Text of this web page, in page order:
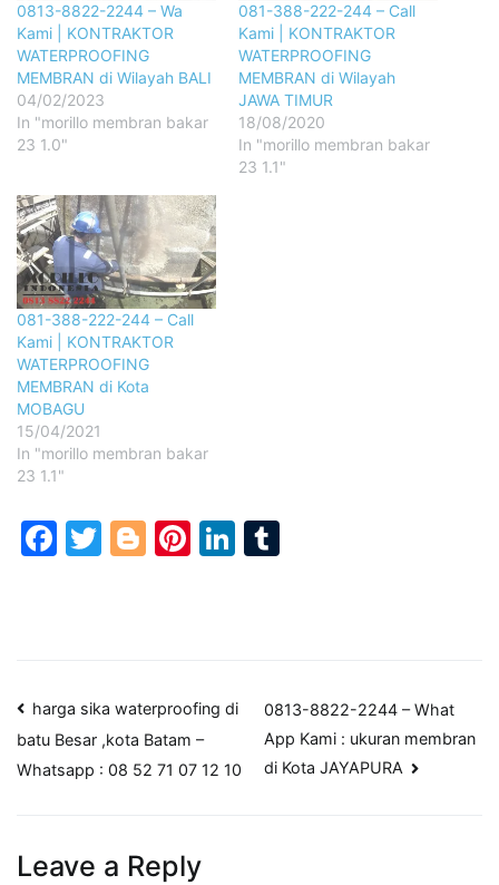
0813-8822-2244 – Wa
Kami | KONTRAKTOR
WATERPROOFING
MEMBRAN di Wilayah BALI
04/02/2023
In "morillo membran bakar
23 1.0"
081-388-222-244 – Call
Kami | KONTRAKTOR
WATERPROOFING
MEMBRAN di Wilayah
JAWA TIMUR
18/08/2020
In "morillo membran bakar
23 1.1"
081-388-222-244 – Call
Kami | KONTRAKTOR
WATERPROOFING
MEMBRAN di Kota
MOBAGU
15/04/2021
In "morillo membran bakar
23 1.1"
Facebook
Twitter
Blogger
Pinterest
LinkedIn
Post
navigation
harga sika waterproofing di
batu Besar ,kota Batam –
Whatsapp : 08 52 71 07 12 10
0813-8822-2244 – What
App Kami : ukuran membran
di Kota JAYAPURA
Leave a Reply